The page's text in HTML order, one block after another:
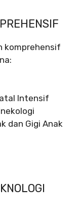
komprehensif
Intensif
dan Gigi Anak